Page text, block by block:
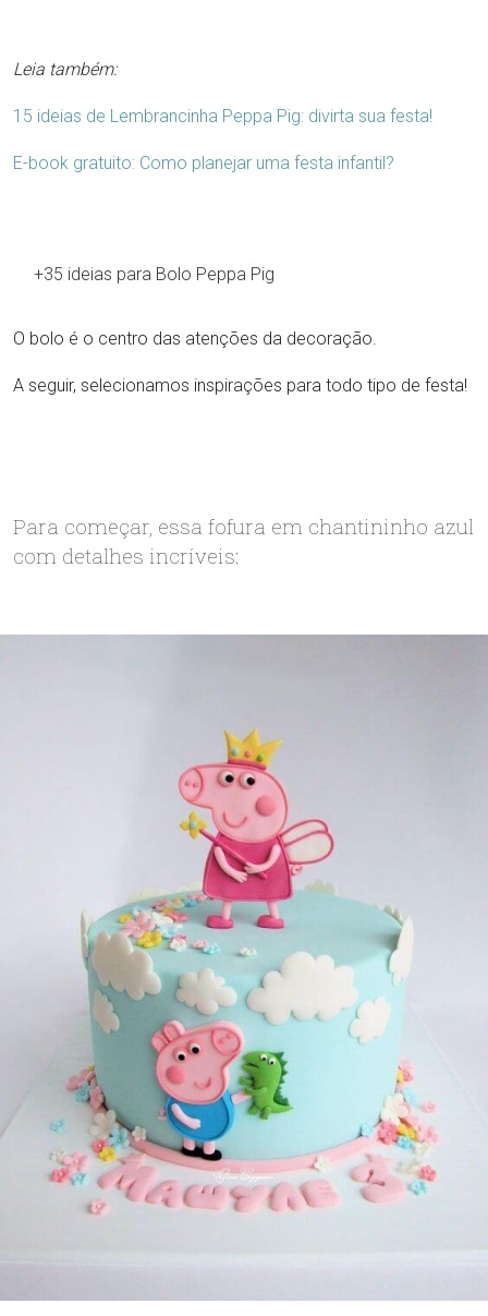
Leia também:
15 ideias de Lembrancinha Peppa Pig: divirta sua festa!
E-book gratuito: Como planejar uma festa infantil?
+35 ideias para Bolo Peppa Pig
O bolo é o centro das atenções da decoração.
A seguir, selecionamos inspirações para todo tipo de festa!
Para começar, essa fofura em chantininho azul
com detalhes incríveis: